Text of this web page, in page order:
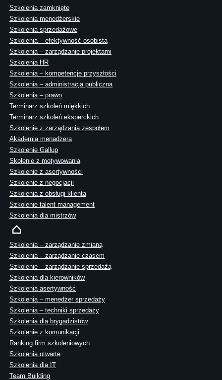
Szkolenia zamknięte
Szkolenia menedżerskie
Szkolenia sprzedażowe
Szkolenia – efektywność osobista
Szkolenia – zarządzanie projektami
Szkolenia HR
Szkolenia – kompetencje przyszłości
Szkolenia – administracja publiczna
Szkolenia – prawo
Terminarz szkoleń miękkich
Terminarz szkoleń eksperckich
Szkolenie z zarządzania zespołem
Akademia menadżera
Szkolenie Gallup
Skolenie z motywowania
Szkolenie z asertywności
Szkolenie z negocjacji
Szkolenia z obsługi klienta
Szkolenie talent management
Szkolenia dla mistrzów
Szkolenia – zarządzanie zmianą
Szkolenia – zarządzanie czasem
Szkolenie – zarządzanie sprzedażą
Szkolenia dla kierowników
Szkolenia asertywność
Szkolenia – menedżer sprzedaży
Szkolenia – techniki sprzedaży
Szkolenia dla brygadzistów
Szkolenie z komunikacji
Ranking firm szkoleniowych
Szkolenia otwarte
Szkolenia dla IT
Team Building